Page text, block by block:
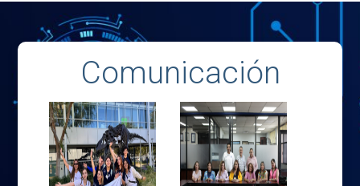
Comunicación